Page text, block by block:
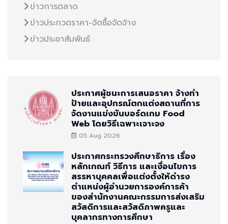
ข่าวการตลาด
ข่าวประกวดราคา-จัดซื้อจัดจ้าง
ข่าวประชาสัมพันธ์
ประกาศผู้ชนะการเสนอราคา จ้างทำ
ป้ายและอุปกรณ์ตกแต่งสถานที่การ
จัดงานแข่งขันบอร์ดเกม Food
Web โดยวิธีเฉพาะเจาะจง
05 Aug 2026
ประกาศกระทรวงศึกษาธิการ เรื่อง
หลักเกณฑ์ วิธีการ และเงื่อนไขการ
สรรหาบุคคลเพื่อแต่งตั้งให้ดำรง
ตำแหน่งผู้อำนวยการองค์การค้า
ของสำนักงานคณะกรรมการส่งเสริม
สวัสดิการและสวัสดิภาพครูและ
บุคลากรทางการศึกษา